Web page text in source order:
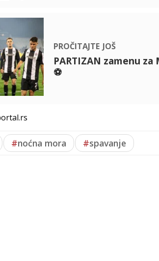
pročitajte još
PARTIZAN zamenu za
⚽
#noćna mora #spavanje